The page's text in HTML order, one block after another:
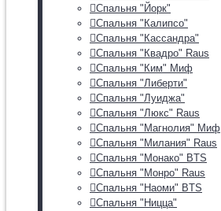
Спальня "Йорк"
Спальня "Калипсо"
Спальня "Кассандра"
Спальня "Квадро" Raus
Спальня "Ким" Миф
Спальня "Либерти"
Спальня "Луиджа"
Спальня "Люкс" Raus
Спальня "Магнолия" Миф
Спальня "Милания" Raus
Спальня "Монако" BTS
Спальня "Монро" Raus
Спальня "Наоми" BTS
Спальня "Ницца"